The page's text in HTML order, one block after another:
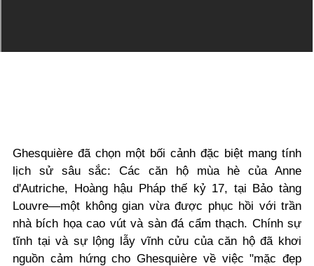
Ghesquière đã chọn một bối cảnh đặc biệt mang tính
lịch sử sâu sắc: Các căn hộ mùa hè của Anne
d'Autriche, Hoàng hậu Pháp thế kỷ 17, tại Bảo tàng
Louvre—một không gian vừa được phục hồi với trần
nhà bích họa cao vút và sàn đá cẩm thạch. Chính sự
tĩnh tại và sự lộng lẫy vĩnh cửu của căn hộ đã khơi
nguồn cảm hứng cho Ghesquière về việc "mặc đẹp